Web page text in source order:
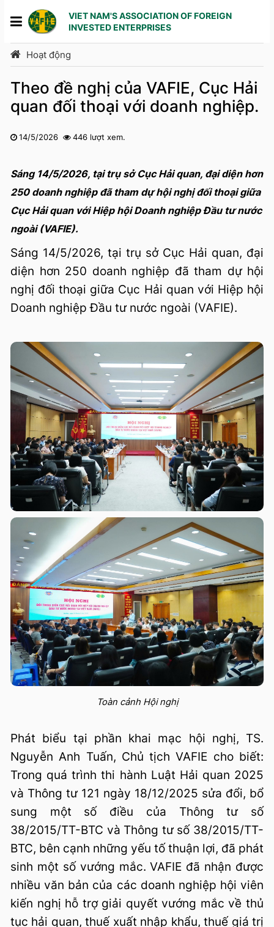
VIET NAM'S ASSOCIATION OF FOREIGN
INVESTED ENTERPRISES
Hoạt động
Theo đề nghị của VAFIE, Cục Hải
quan đối thoại với doanh nghiệp.
14/5/2026
446 lượt xem.
Sáng 14/5/2026, tại trụ sở Cục Hải quan, đại diện hơn
250 doanh nghiệp đã tham dự hội nghị đối thoại giữa
Cục Hải quan với Hiệp hội Doanh nghiệp Đầu tư nước
ngoài (VAFIE).
Sáng 14/5/2026, tại trụ sở Cục Hải quan, đại
diện hơn 250 doanh nghiệp đã tham dự hội
nghị đối thoại giữa Cục Hải quan với Hiệp hội
Doanh nghiệp Đầu tư nước ngoài (VAFIE).
Toàn cảnh Hội nghị
Phát biểu tại phần khai mạc hội nghị, TS.
Nguyễn Anh Tuấn, Chủ tịch VAFIE cho biết:
Trong quá trình thi hành Luật Hải quan 2025
và Thông tư 121 ngày 18/12/2025 sửa đổi, bổ
sung một số điều của Thông tư số
38/2015/TT-BTC và Thông tư số 38/2015/TT-
BTC, bên cạnh những yếu tố thuận lợi, đã phát
sinh một số vướng mắc. VAFIE đã nhận được
nhiều văn bản của các doanh nghiệp hội viên
kiến nghị hỗ trợ giải quyết vướng mắc về thủ
tục hải quan, thuế xuất nhập khẩu, thuế giá trị